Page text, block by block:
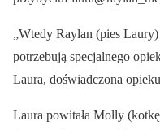
„Wtedy Raylan (pies
potrzebują specjalnego
Laura, doświadczona
Laura powitała Molly